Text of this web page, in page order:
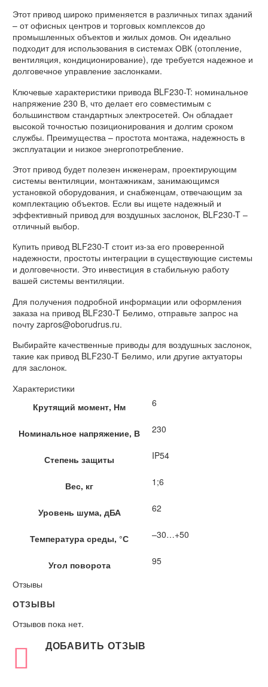
Этот привод широко применяется в различных типах зданий
– от офисных центров и торговых комплексов до
промышленных объектов и жилых домов. Он идеально
подходит для использования в системах ОВК (отопление,
вентиляция, кондиционирование), где требуется надежное и
долговечное управление заслонками.
Ключевые характеристики привода BLF230-T: номинальное
напряжение 230 В, что делает его совместимым с
большинством стандартных электросетей. Он обладает
высокой точностью позиционирования и долгим сроком
службы. Преимущества – простота монтажа, надежность в
эксплуатации и низкое энергопотребление.
Этот привод будет полезен инженерам, проектирующим
системы вентиляции, монтажникам, занимающимся
установкой оборудования, и снабженцам, отвечающим за
комплектацию объектов. Если вы ищете надежный и
эффективный привод для воздушных заслонок, BLF230-T –
отличный выбор.
Купить привод BLF230-T стоит из-за его проверенной
надежности, простоты интеграции в существующие системы
и долговечности. Это инвестиция в стабильную работу
вашей системы вентиляции.
Для получения подробной информации или оформления
заказа на привод BLF230-T Белимо, отправьте запрос на
почту zapros@oborudrus.ru.
Выбирайте качественные приводы для воздушных заслонок,
такие как привод BLF230-T Белимо, или другие актуаторы
для заслонок.
Характеристики
Крутящий момент, Нм
6
Номинальное напряжение, В 230
Степень защиты IP54
Вес, кг 1;6
Уровень шума, дБА 62
Температура среды, °С –30…+50
Угол поворота
95
Отзывы
ОТЗЫВЫ
Отзывов пока нет.
ДОБАВИТЬ ОТЗЫВ